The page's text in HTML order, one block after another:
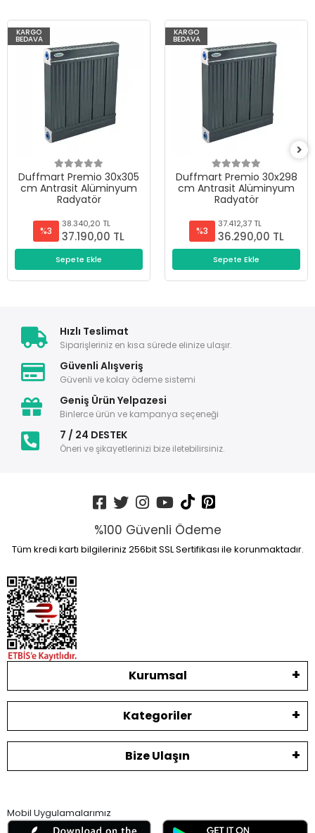
KARGO
BEDAVA
Duffmart Premio 30x305
cm Antrasit Alüminyum
Radyatör
%3
38.340,20 TL
37.190,00 TL
Sepete Ekle
KARGO
BEDAVA
Duffmart Premio 30x298
cm Antrasit Alüminyum
Radyatör
%3
37.412,37 TL
36.290,00 TL
Sepete Ekle
Hızlı Teslimat
Siparişleriniz en kısa sürede elinize ulaşır.
Güvenli Alışveriş
Güvenli ve kolay ödeme sistemi
Geniş Ürün Yelpazesi
Binlerce ürün ve kampanya seçeneği
7 / 24 DESTEK
Öneri ve şikayetlerinizi bize iletebilirsiniz.
%100 Güvenli Ödeme
Tüm kredi kartı bilgileriniz 256bit SSL Sertifikası ile korunmaktadır.
Kurumsal
Kategoriler
Bize Ulaşın
Mobil Uygulamalarımız